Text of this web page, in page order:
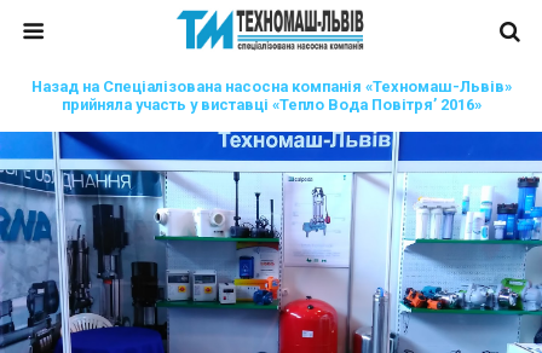
Назад на Спеціалізована насосна компанія «Техномаш-Львів»
прийняла участь у виставці «Тепло Вода Повітря’ 2016»